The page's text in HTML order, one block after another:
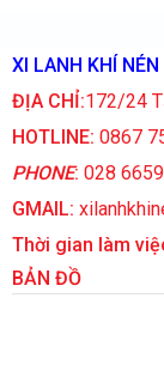
XI LANH KHÍ NÉN
ĐỊA CHỈ:172/24
HOTLINE: 0867
PHONE: 028
GMAIL:
Thời gian làm
BẢN ĐỒ